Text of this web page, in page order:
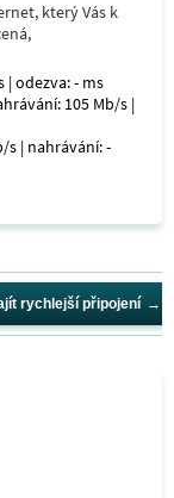
který Vás k
| odezva: - ms
105 Mb/s |
s | nahrávání: -
rychlejší připojení